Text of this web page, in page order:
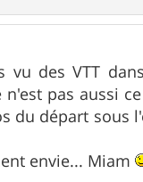
des VTT
pas aussi
du départ sous
envie... Miam